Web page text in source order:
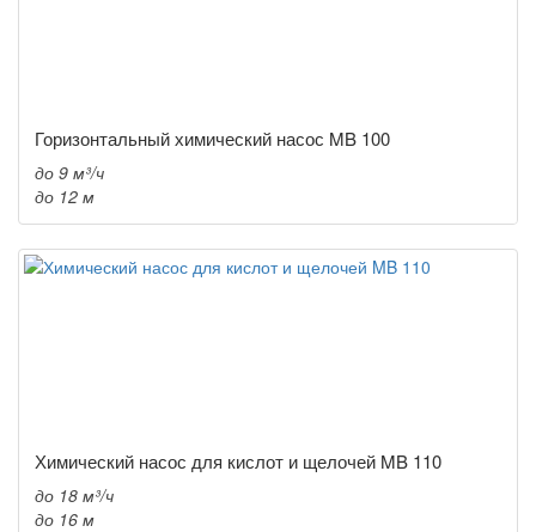
Горизонтальный химический насос MB 100
до 9 м³/ч
до 12 м
Химический насос для кислот и щелочей MB 110
до 18 м³/ч
до 16 м